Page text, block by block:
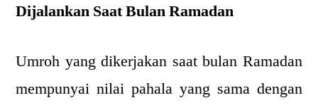
Dijalankan Saat Bulan Ramadan
Umroh yang dikerjakan saat bulan Ramadan
mempunyai nilai pahala yang sama dengan